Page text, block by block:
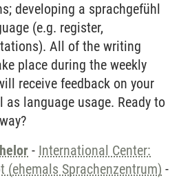
developing a sprachgefühl
(e.g. register,
All of the writing
place during the weekly
receive feedback on your
language usage. Ready to
- International Center:
(ehemals Sprachenzentrum) -